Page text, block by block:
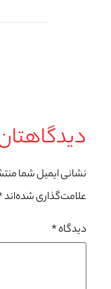
نشانی ایمیل شما
علامت‌گذاری شده‌اند
دیدگاه*